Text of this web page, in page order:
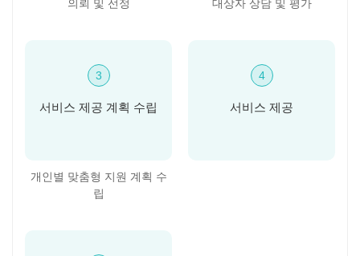
의뢰 및 선정 대상자 상담 및 평가
3
서비스 제공 계획 수립
개인별 맞춤형 지원 계획 수
립
4
서비스 제공